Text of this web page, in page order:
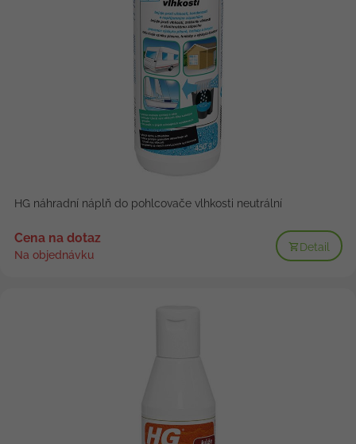
HG náhradní náplň do pohlcovače vlhkosti neutrální
Cena na dotaz
Na objednávku
Detail